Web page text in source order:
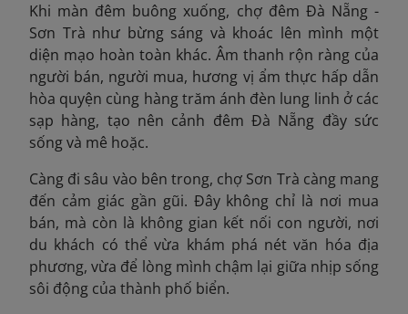
Khi màn đêm buông xuống, chợ đêm Đà Nẵng -
Sơn Trà như bừng sáng và khoác lên mình một
diện mạo hoàn toàn khác. Âm thanh rộn ràng của
người bán, người mua, hương vị ẩm thực hấp dẫn
hòa quyện cùng hàng trăm ánh đèn lung linh ở các
sạp hàng, tạo nên cảnh đêm Đà Nẵng đầy sức
sống và mê hoặc.
Càng đi sâu vào bên trong, chợ Sơn Trà càng mang
đến cảm giác gần gũi. Đây không chỉ là nơi mua
bán, mà còn là không gian kết nối con người, nơi
du khách có thể vừa khám phá nét văn hóa địa
phương, vừa để lòng mình chậm lại giữa nhịp sống
sôi động của thành phố biển.